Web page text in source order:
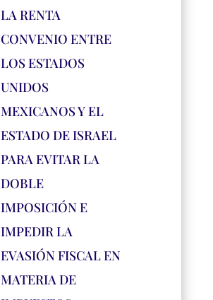
LA RENTA
CONVENIO ENTRE
LOS ESTADOS
UNIDOS
MEXICANOS Y EL
ESTADO DE ISRAEL
PARA EVITAR LA
DOBLE
IMPOSICIÓN E
IMPEDIR LA
EVASIÓN FISCAL EN
MATERIA DE